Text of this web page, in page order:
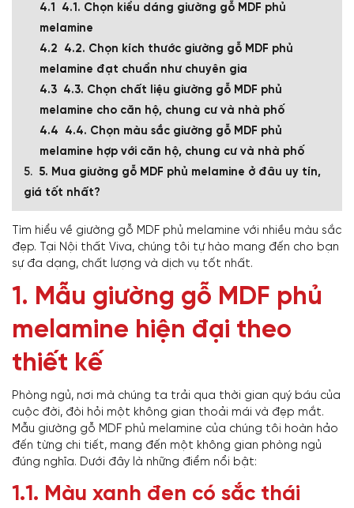
4.1. Chọn kiểu dáng giường gỗ MDF phủ
melamine
4.2. Chọn kích thước giường gỗ MDF phủ
melamine đạt chuẩn như chuyên gia
4.3. Chọn chất liệu giường gỗ MDF phủ
melamine cho căn hộ, chung cư và nhà phố
4.4. Chọn màu sắc giường gỗ MDF phủ
melamine hợp với căn hộ, chung cư và nhà phố
5. Mua giường gỗ MDF phủ melamine ở đâu uy tín,
giá tốt nhất?
Tìm hiểu về giường gỗ MDF phủ melamine với nhiều màu sắc
đẹp. Tại Nội thất Viva, chúng tôi tự hào mang đến cho bạn
sự đa dạng, chất lượng và dịch vụ tốt nhất.
1. Mẫu giường gỗ MDF phủ
melamine hiện đại theo
thiết kế
Phòng ngủ, nơi mà chúng ta trải qua thời gian quý báu của
cuộc đời, đòi hỏi một không gian thoải mái và đẹp mắt.
Mẫu giường gỗ MDF phủ melamine của chúng tôi hoàn hảo
đến từng chi tiết, mang đến một không gian phòng ngủ
đúng nghĩa. Dưới đây là những điểm nổi bật:
1.1. Màu xanh đen có sắc thái